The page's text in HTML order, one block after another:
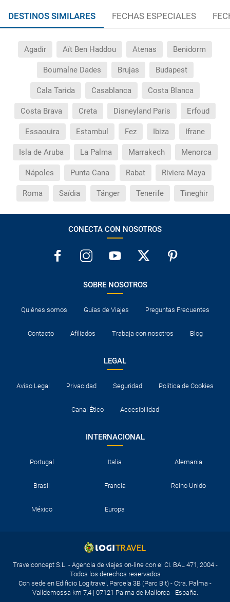
DESTINOS SIMILARES FECHAS ESPECIALES
Agadir Aït Ben Haddou Atenas Benidorm
Boumalne Dades Brujas Budapest
Cala Tarida Casablanca Costa Blanca
Costa Brava Creta Disneyland Paris Erfoud
Essaouira Estambul Fez Ibiza Ifrane
Isla de Aruba La Palma Marrakech Menorca
Nápoles Punta Cana Rabat Riviera Maya
Roma Saïdia Tánger Tenerife Tineghir
CONECTA CON NOSOTROS
SOBRE NOSOTROS
Quiénes somos Guías de Viajes Preguntas Frecuentes
Contacto Afiliados Trabaja con nosotros Blog
LEGAL
Aviso Legal Privacidad Seguridad Política de Cookies
Canal Ético Accesibilidad
INTERNACIONAL
Portugal Italia Alemania
Brasil Francia Reino Unido
México Europa
Travelconcept S.L. - Agencia de viajes on-line con el CI. BAL 471, 2004 -
Todos los derechos reservados
Con sede en Edificio Logitravel, Parcela 3B (Parc Bit) - Ctra. Palma -
Valldemossa km 7,4 | 07121 Palma de Mallorca - España.